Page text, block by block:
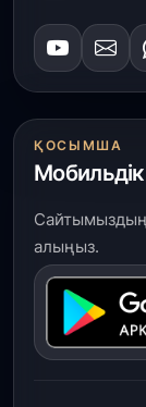
ҚОСЫМША
алыңыз.